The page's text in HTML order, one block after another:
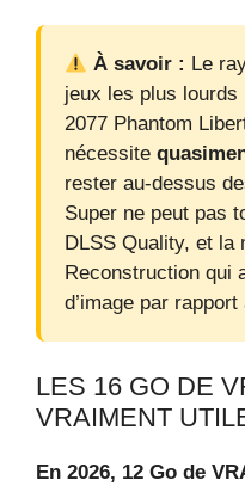
À savoir : Le
jeux les plus lourds
2077 Phantom
nécessite
rester au-dessus
Super ne peut pas
DLSS Quality, et la
Reconstruction qui
d’image par
LES 16 GO DE
VRAIMENT
En 2026, 12 Go de